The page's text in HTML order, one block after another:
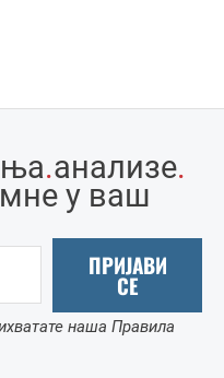
.анализе.
у ваш
ПРИЈАВИ
СЕ
наша Правила